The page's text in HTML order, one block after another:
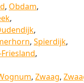
, Obdam,
,
,
, Spierdijk,
,
, Zwaag,